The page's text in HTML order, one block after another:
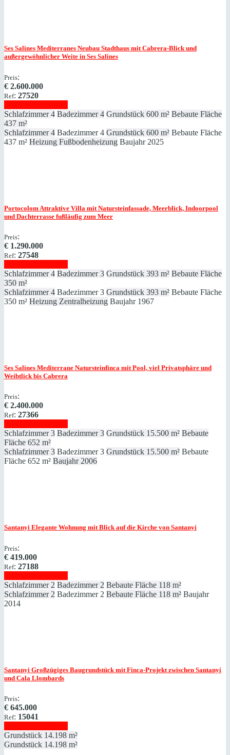
Ses Salines Mediterranes Neubau Stadthaus mit Cabrera-Blick und
außergewöhnlicher Weite in Ses Salines
Preis:
€ 2.600.000
Ref: 27520
Schlafzimmer 4 Badezimmer 4 Grundstück 600 m² Bebaute Fläche
437 m²
Schlafzimmer 4 Badezimmer 4 Grundstück 600 m² Bebaute Fläche
437 m² Heizung Fußbodenheizung Baujahr 2025
Portocolom Attraktive Villa mit Natursteinfassade, Meerblick, Indoorpool
und Dachterrasse fußläufig zum Meer
Preis:
€ 1.290.000
Ref: 27548
Schlafzimmer 4 Badezimmer 3 Grundstück 393 m² Bebaute Fläche
350 m²
Schlafzimmer 4 Badezimmer 3 Grundstück 393 m² Bebaute Fläche
350 m² Heizung Zentralheizung Baujahr 1967
Ses Salines Mediterrane Natursteinfinca mit Pool, viel Privatsphäre und
Weibtlick bis Cabrera
Preis:
€ 2.400.000
Ref: 27366
Schlafzimmer 3 Badezimmer 3 Grundstück 15.500 m² Bebaute
Fläche 652 m²
Schlafzimmer 3 Badezimmer 3 Grundstück 15.500 m² Bebaute
Fläche 652 m² Baujahr 2006
Santanyi Elegante Wohnung mit Blick auf die Kirche von Santanyí
Preis:
€ 419.000
Ref: 27188
Schlafzimmer 2 Badezimmer 2 Bebaute Fläche 118 m²
Schlafzimmer 2 Badezimmer 2 Bebaute Fläche 118 m² Baujahr
2014
Santanyi Großzügiges Baugrundstück mit Finca-Projekt zwischen Santanyí
und Cala Llombards
Preis:
€ 645.000
Ref: 15041
Grundstück 14.198 m²
Grundstück 14.198 m²